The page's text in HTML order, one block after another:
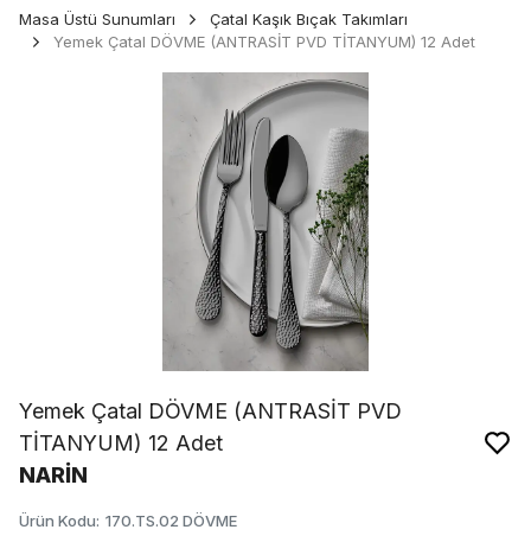
Masa Üstü Sunumları
Çatal Kaşık Bıçak Takımları
Yemek Çatal DÖVME (ANTRASİT PVD TİTANYUM) 12 Adet
Yemek Çatal DÖVME (ANTRASİT PVD
TİTANYUM) 12 Adet
NARİN
Ürün Kodu: 170.TS.02 DÖVME